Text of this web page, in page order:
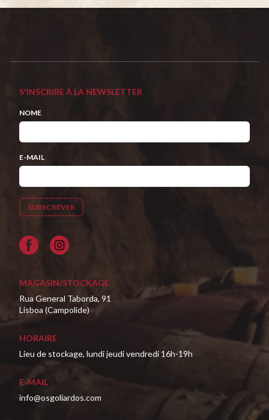
S'INSCRIRE À LA NEWSLETTER
NOME
E-MAIL
Facebook
MAGASIN/STOCKAGE
Rua General Taborda, 91
Lisboa (Campolide)
HORAIRE
Lieu de stockage, lundi jeudi vendredi 16h-19h
E-MAIL
info@osgoliardos.com